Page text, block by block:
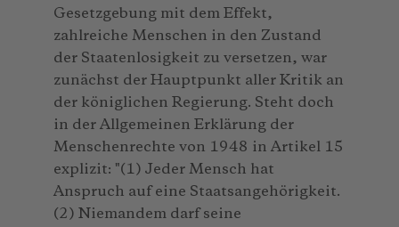
Gesetzgebung mit dem Effekt,
zahlreiche Menschen in den Zustand
der Staatenlosigkeit zu versetzen, war
zunächst der Hauptpunkt aller Kritik an
der königlichen Regierung. Steht doch
in der Allgemeinen Erklärung der
Menschenrechte von 1948 in Artikel 15
explizit: "(1) Jeder Mensch hat
Anspruch auf eine Staatsangehörigkeit.
(2) Niemandem darf seine